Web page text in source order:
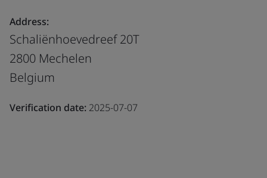
Address:
Schaliënhoevedreef 20T
2800 Mechelen
Belgium
Verification date: 2025-07-07